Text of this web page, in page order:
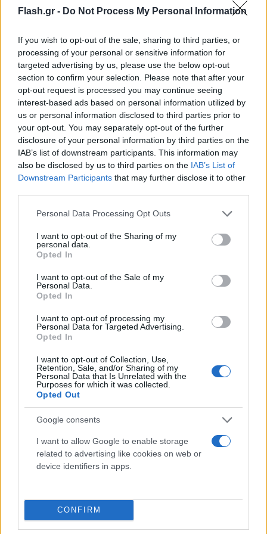
Flash.gr - Do Not Process My Personal Information
If you wish to opt-out of the sale, sharing to third parties, or
processing of your personal or sensitive information for
targeted advertising by us, please use the below opt-out
section to confirm your selection. Please note that after your
opt-out request is processed you may continue seeing
interest-based ads based on personal information utilized by
us or personal information disclosed to third parties prior to
your opt-out. You may separately opt-out of the further
disclosure of your personal information by third parties on the
IAB’s list of downstream participants. This information may
also be disclosed by us to third parties on the IAB’s List of
Downstream Participants that may further disclose it to other
Please note that this website/app uses one or more Google
not limited to your visit or usage behaviour. You may click to
grant or deny consent to Google and its third-party tags to
use your data for below specified purposes in below Google
consent section.
Personal Data Processing Opt Outs
I want to opt-out of the Sharing of my
personal data.
Opted In
I want to opt-out of the Sale of my
Personal Data.
Opted In
I want to opt-out of processing my
Personal Data for Targeted Advertising.
Opted In
I want to opt-out of Collection, Use,
Retention, Sale, and/or Sharing of my
Personal Data that Is Unrelated with the
Purposes for which it was collected.
Opted Out
Google consents
I want to allow Google to enable storage
related to advertising like cookies on web or
device identifiers in apps.
CONFIRM
στον σταθμό της Τιθορέας, έφυγε από τα κλειδιά
επιβάτες- «είχαν ξεχασμένα τα κλειδιά προς τη νέα
γραμμή με συνέπεια το τρένο να βρεθεί έξω από
τις ράγες».
καταγγελίες που έφτασαν στο LamiaReport, οι
επιβάτες, ανάμεσά τους παιδιά αλλά και μεγάλοι